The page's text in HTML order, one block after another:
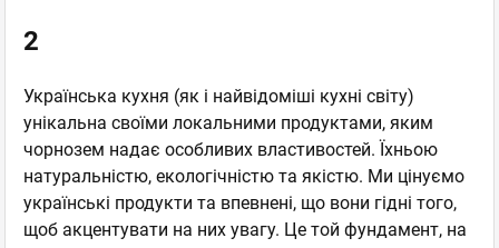
2
Українська кухня (як і найвідоміші кухні світу)
унікальна своїми локальними продуктами, яким
чорнозем надає особливих властивостей. Їхньою
натуральністю, екологічністю та якістю. Ми цінуємо
українські продукти та впевнені, що вони гідні того,
щоб акцентувати на них увагу. Це той фундамент, на